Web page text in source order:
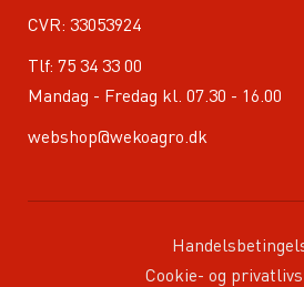
CVR: 33053924
Tlf: 75 34 33 00
Mandag - Fredag kl. 07.30 - 16.00
webshop@wekoagro.dk
Cookie- og